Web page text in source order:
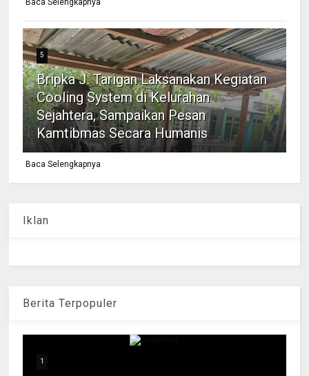
Baca Selengkapnya
5
Bripka J. Tarigan Laksanakan Kegiatan
Cooling System di Kelurahan
Sejahtera, Sampaikan Pesan
Kamtibmas Secara Humanis
Baca Selengkapnya
Iklan
Berita Terpopuler
1